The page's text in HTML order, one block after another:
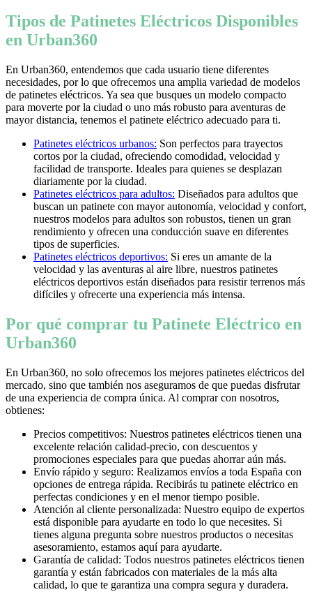
Tipos de Patinetes Eléctricos Disponibles
en Urban360
En Urban360, entendemos que cada usuario tiene diferentes
necesidades, por lo que ofrecemos una amplia variedad de modelos
de patinetes eléctricos. Ya sea que busques un modelo compacto
para moverte por la ciudad o uno más robusto para aventuras de
mayor distancia, tenemos el patinete eléctrico adecuado para ti.
Patinetes eléctricos urbanos: Son perfectos para trayectos
cortos por la ciudad, ofreciendo comodidad, velocidad y
facilidad de transporte. Ideales para quienes se desplazan
diariamente por la ciudad.
Patinetes eléctricos para adultos: Diseñados para adultos que
buscan un patinete con mayor autonomía, velocidad y confort,
nuestros modelos para adultos son robustos, tienen un gran
rendimiento y ofrecen una conducción suave en diferentes
tipos de superficies.
Patinetes eléctricos deportivos: Si eres un amante de la
velocidad y las aventuras al aire libre, nuestros patinetes
eléctricos deportivos están diseñados para resistir terrenos más
difíciles y ofrecerte una experiencia más intensa.
Por qué comprar tu Patinete Eléctrico en
Urban360
En Urban360, no solo ofrecemos los mejores patinetes eléctricos del
mercado, sino que también nos aseguramos de que puedas disfrutar
de una experiencia de compra única. Al comprar con nosotros,
obtienes:
Precios competitivos: Nuestros patinetes eléctricos tienen una
excelente relación calidad-precio, con descuentos y
promociones especiales para que puedas ahorrar aún más.
Envío rápido y seguro: Realizamos envíos a toda España con
opciones de entrega rápida. Recibirás tu patinete eléctrico en
perfectas condiciones y en el menor tiempo posible.
Atención al cliente personalizada: Nuestro equipo de expertos
está disponible para ayudarte en todo lo que necesites. Si
tienes alguna pregunta sobre nuestros productos o necesitas
asesoramiento, estamos aquí para ayudarte.
Garantía de calidad: Todos nuestros patinetes eléctricos tienen
garantía y están fabricados con materiales de la más alta
calidad, lo que te garantiza una compra segura y duradera.